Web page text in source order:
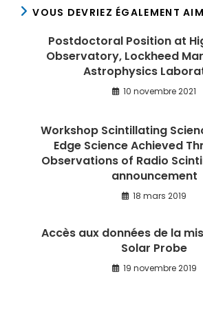
VOUS DEVRIEZ ÉGALEMENT
Postdoctoral Position at
Observatory, Lockheed
Astrophysics
10 novembre 2021
Workshop Scintillating
Edge Science Achieved
Observations of Radio
announcement
18 mars 2019
Accès aux données de la
Solar Probe
19 novembre 2019